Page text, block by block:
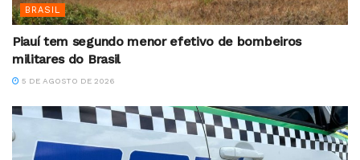
BRASIL
Piauí tem segundo menor efetivo de bombeiros
militares do Brasil
5 DE AGOSTO DE 2026